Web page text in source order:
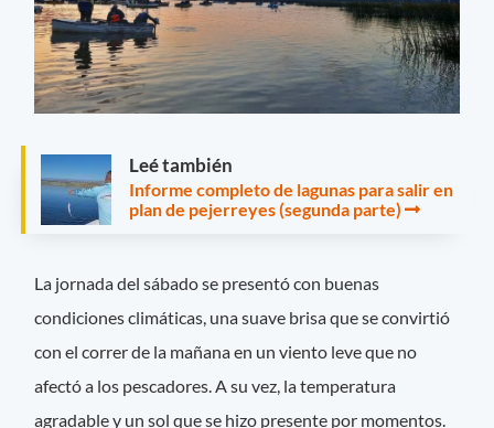
Leé también
Informe completo de lagunas para salir en
plan de pejerreyes (segunda parte)
La jornada del sábado se presentó con buenas
condiciones climáticas, una suave brisa que se convirtió
con el correr de la mañana en un viento leve que no
afectó a los pescadores. A su vez, la temperatura
agradable y un sol que se hizo presente por momentos.